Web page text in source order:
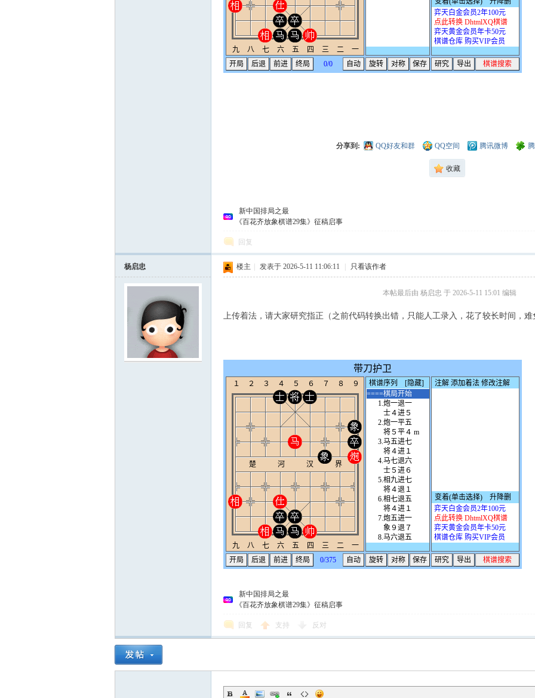
论
分享到: QQ好友和群 QQ空间 腾讯微博
收藏
新中国排局之最
《百花齐放象棋谱29集》征稿启事
回复
杨启忠 楼主 发表于 2026-5-11 11:06:11 只看该作者
本帖最后由 杨启忠 于 2026-5-11 15:01 编辑
上传着法，请大家研究指正（之前代码转换出错，只能人工录入，花了较长时间，
新中国排局之最
《百花齐放象棋谱29集》征稿启事
回复 支持 反对